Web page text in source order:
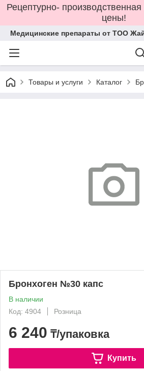
Рецептурно-
цены!
Медицинские препараты от ТОО
Товары и услуги Каталог
Бронхоген №30 капс
В наличии
Код: 4904
Розница
6 240 ₸/упаковка
Купить